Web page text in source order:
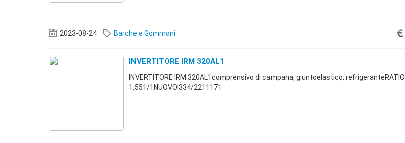
2023-08-24 Barche e Gommoni
INVERTITORE IRM 320AL1
INVERTITORE IRM 320AL1comprensivo di campana, giuntoelastico, refrigeranteRATIO
1,551/1NUOVO!334/2211171